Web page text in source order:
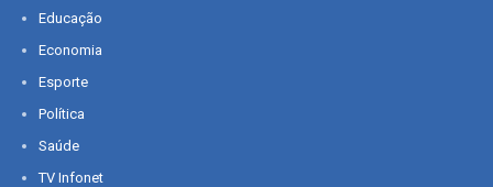
Educação
Economia
Esporte
Política
Saúde
TV Infonet